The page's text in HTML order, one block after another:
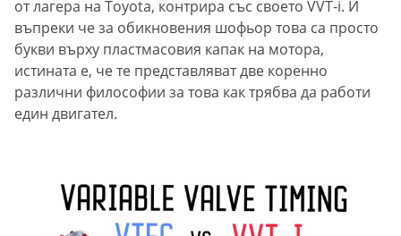
от лагера на Toyota, контрира със своето VVT-i. И
въпреки че за обикновения шофьор това са просто
букви върху пластмасовия капак на мотора,
истината е, че те представляват две коренно
различни философии за това как трябва да работи
един двигател.